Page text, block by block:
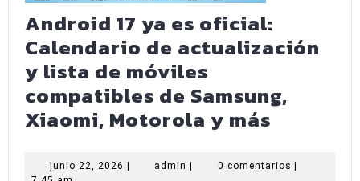
de
2026?
Android 17 ya es oficial:
Calendario de actualización
y lista de móviles
compatibles de Samsung,
Xiaomi, Motorola y más
ya
junio 22, 2026 junio
| admin admin
| 0 comentarios |